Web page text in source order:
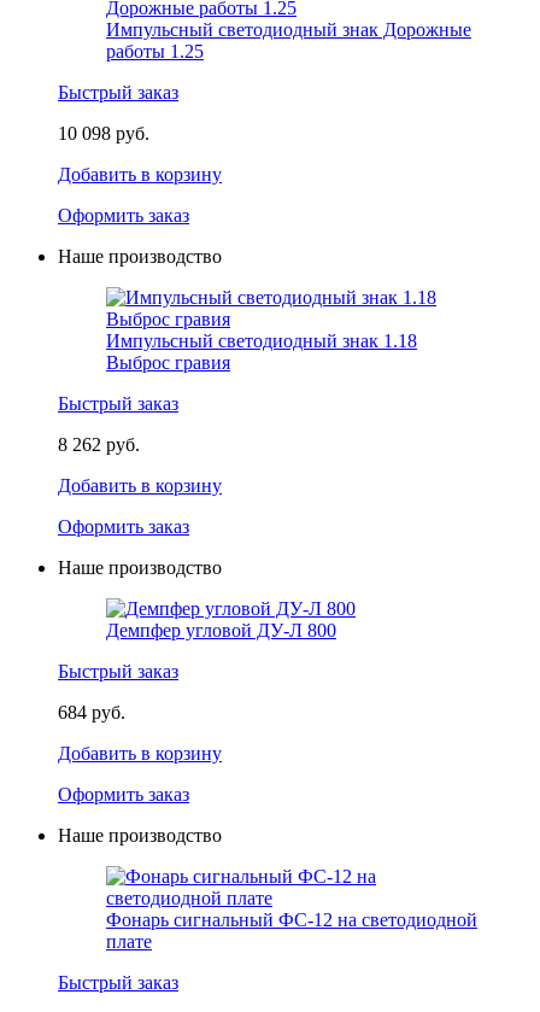
Импульсный светодиодный знак Дорожные
работы 1.25
Быстрый заказ
10 098 руб.
Добавить в корзину
Оформить заказ
Наше производство
Импульсный светодиодный знак 1.18
Выброс гравия
Быстрый заказ
8 262 руб.
Добавить в корзину
Оформить заказ
Наше производство
Демпфер угловой ДУ-Л 800
Быстрый заказ
684 руб.
Добавить в корзину
Оформить заказ
Наше производство
Фонарь сигнальный ФС-12 на светодиодной
плате
Быстрый заказ